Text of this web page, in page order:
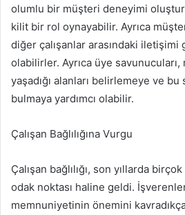
olumlu bir müşteri deneyimi
kilit bir rol oynayabilir. Ayrıca
diğer çalışanlar arasındaki iletişimi
olabilirler. Ayrıca üye
yaşadığı alanları belirlemeye ve
bulmaya yardımcı olabilir.
Çalışan Bağlılığına Vurgu
Çalışan bağlılığı, son yıllarda
odak noktası haline geldi.
memnuniyetinin önemini